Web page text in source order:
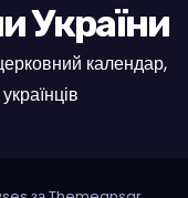
України
календар,